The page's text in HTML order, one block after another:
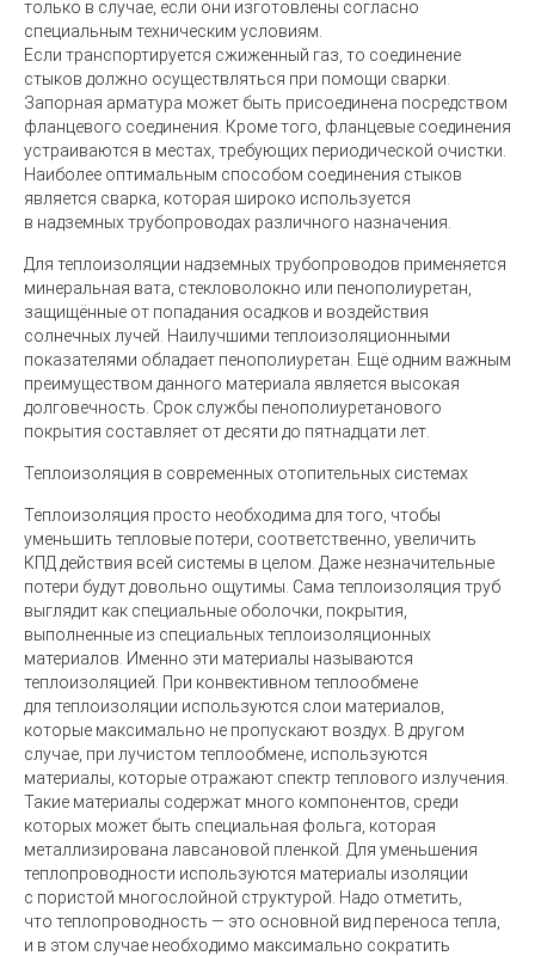
только в случае, если они изготовлены согласно
специальным техническим условиям.
Если транспортируется сжиженный газ, то соединение
стыков должно осуществляться при помощи сварки.
Запорная арматура может быть присоединена посредством
фланцевого соединения. Кроме того, фланцевые соединения
устраиваются в местах, требующих периодической очистки.
Наиболее оптимальным способом соединения стыков
является сварка, которая широко используется
в надземных трубопроводах различного назначения.
Для теплоизоляции надземных трубопроводов применяется
минеральная вата, стекловолокно или пенополиуретан,
защищённые от попадания осадков и воздействия
солнечных лучей. Наилучшими теплоизоляционными
показателями обладает пенополиуретан. Ещё одним важным
преимуществом данного материала является высокая
долговечность. Срок службы пенополиуретанового
покрытия составляет от десяти до пятнадцати лет.
Теплоизоляция в современных отопительных системах
Теплоизоляция просто необходима для того, чтобы
уменьшить тепловые потери, соответственно, увеличить
КПД действия всей системы в целом. Даже незначительные
потери будут довольно ощутимы. Сама теплоизоляция труб
выглядит как специальные оболочки, покрытия,
выполненные из специальных теплоизоляционных
материалов. Именно эти материалы называются
теплоизоляцией. При конвективном теплообмене
для теплоизоляции используются слои материалов,
которые максимально не пропускают воздух. В другом
случае, при лучистом теплообмене, используются
материалы, которые отражают спектр теплового излучения.
Такие материалы содержат много компонентов, среди
которых может быть специальная фольга, которая
металлизирована лавсановой пленкой. Для уменьшения
теплопроводности используются материалы изоляции
с пористой многослойной структурой. Надо отметить,
что теплопроводность — это основной вид переноса тепла,
и в этом случае необходимо максимально сократить